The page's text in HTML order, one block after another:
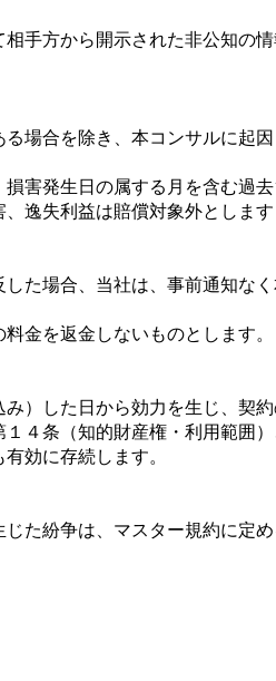
手方から開示された非公知の
場合を除き、本コンサルに起
害発生日の属する月を含む過
逸失利益は賠償対象外としま
た場合、当社は、事前通知な
金を返金しないものとします。
）した日から効力を生じ、契
４条（知的財産権・利用範囲
効に存続します。
た紛争は、マスター規約に定